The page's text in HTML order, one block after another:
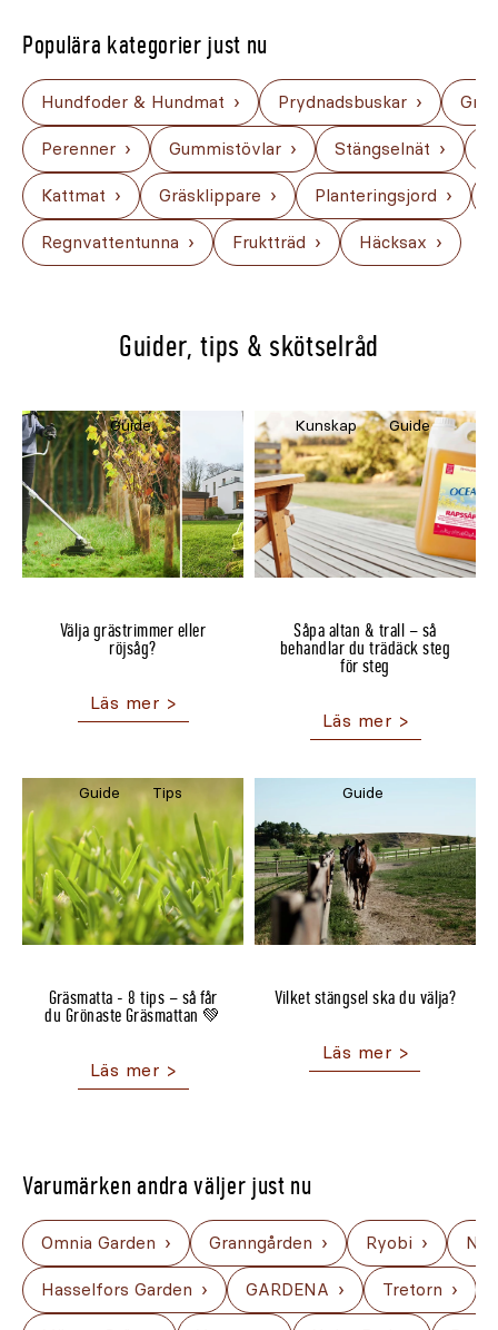
Populära kategorier just nu
Hundfoder & Hundmat Prydnadsbuskar
Perenner Gummistövlar Stängselnät
Kattmat Gräsklippare Planteringsjord
Regnvattentunna Fruktträd Häcksax
Guider, tips & skötselråd
Välja grästrimmer eller
röjsåg?
Guide
Såpa altan & trall – så
behandlar du trädäck steg
för steg
Kunskap Guide
Gräsmatta - 8 tips – så får
du Grönaste Gräsmattan 💚
Guide Tips
Vilket stängsel ska du välja?
Guide
Varumärken andra väljer just nu
Omnia Garden Granngården Ryobi
Hasselfors Garden GARDENA Tretorn